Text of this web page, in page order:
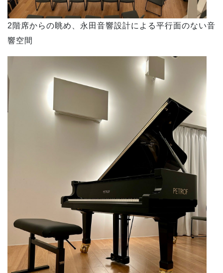
2階席からの眺め、永田音響設計による平行面のない音
響空間